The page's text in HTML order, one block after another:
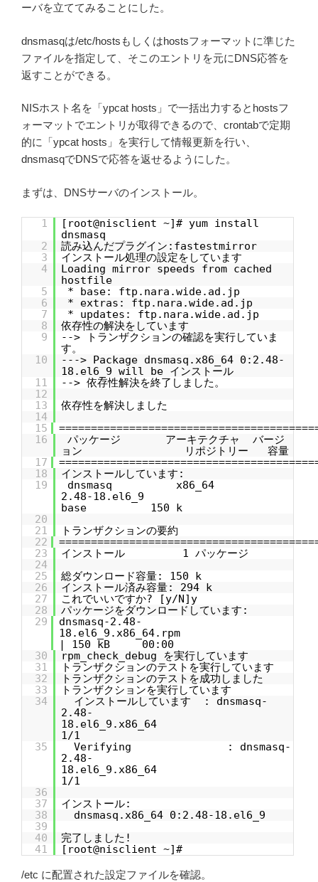
ーバを立ててみることにした。
dnsmasqは/etc/hostsもしくはhostsフォーマットに準じた
ファイルを指定して、そこのエントリを元にDNS応答を
返すことができる。
NISホスト名を「ypcat hosts」で一括出力するとhostsフ
ォーマットでエントリが取得できるので、crontabで定期
的に「ypcat hosts」を実行して情報更新を行い、
dnsmasqでDNSで応答を返せるようにした。
まずは、DNSサーバのインストール。
1
[root@nisclient ~]# yum install
dnsmasq
2
読み込んだプラグイン:fastestmirror
3
インストール処理の設定をしています
4
Loading mirror speeds from cached
hostfile
5
* base: ftp.nara.wide.ad.jp
6
* extras: ftp.nara.wide.ad.jp
7
* updates: ftp.nara.wide.ad.jp
8
依存性の解決をしています
9
--> トランザクションの確認を実行していま
す。
10
---> Package dnsmasq.x86_64 0:2.48-
18.el6_9 will be インストール
11
--> 依存性解決を終了しました。
12
13
依存性を解決しました
14
15
16
パッケージ アーキテクチャ バージ
ョン リポジトリー 容量
17
18
インストールしています:
19
dnsmasq x86_64
2.48-18.el6_9
base 150 k
20
21
トランザクションの要約
22
23
インストール 1 パッケージ
24
25
総ダウンロード容量: 150 k
26
インストール済み容量: 294 k
27
これでいいですか? [y/N]y
28
パッケージをダウンロードしています:
29
dnsmasq-2.48-
| 150 kB 00:00
30
rpm_check_debug を実行しています
31
トランザクションのテストを実行しています
32
トランザクションのテストを成功しました
33
トランザクションを実行しています
34
インストールしています : dnsmasq-
2.48-
18.el6_9.x86_64
1/1
35
Verifying : dnsmasq-
2.48-
18.el6_9.x86_64
1/1
36
37
インストール:
38
dnsmasq.x86_64 0:2.48-18.el6_9
39
40
完了しました!
41
[root@nisclient ~]#
/etc に配置された設定ファイルを確認。